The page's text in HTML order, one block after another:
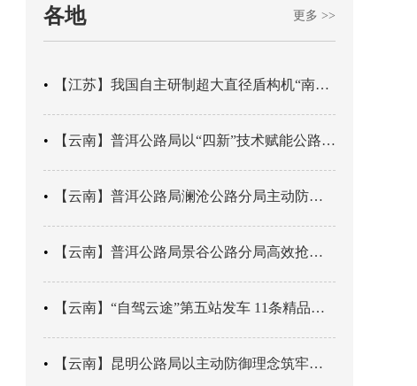
各地 更多 >>
【江苏】我国自主研制超大直径盾构机“南湖号”在常熟下线
【云南】普洱公路局以“四新”技术赋能公路养护
【云南】普洱公路局澜沧公路分局主动防御成功处置214国道山体崩塌险情
【云南】普洱公路局景谷公路分局高效抢通紧急送医村路
【云南】“自驾云途”第五站发车 11条精品线路串起全域风光
【云南】昆明公路局以主动防御理念筑牢汛期安全防线